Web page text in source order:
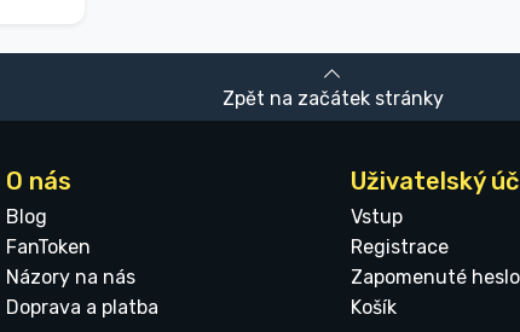
Zpět na začátek stránky
O nás
Blog
FanToken
Názory na nás
Doprava a platba
Uživatelský
Vstup
Registrace
Zapomenuté heslo
Košík